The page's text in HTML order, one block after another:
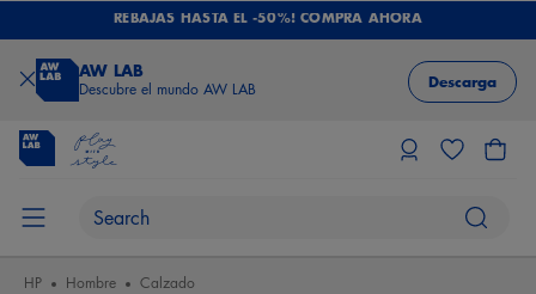
REBAJAS HASTA EL -50%! COMPRA AHORA
AW LAB
Descubre el mundo AW LAB Descarga
HP Hombre Calzado